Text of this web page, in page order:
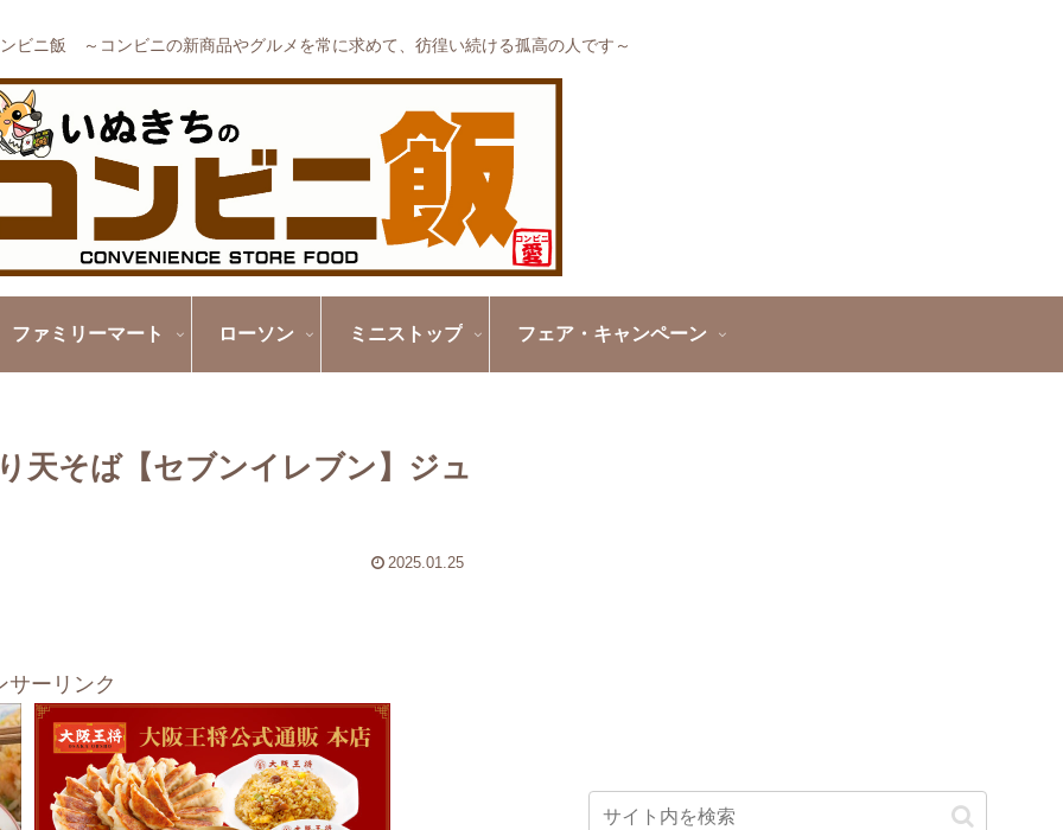
ビニ飯 ～コンビニの新商品やグルメを常に求めて、彷徨い続ける孤高の人です～
ファミリーマート ローソン ミニストップ フェア・キャンペーン
天そば【セブンイレブン】ジュ
2025.01.25
サーリンク